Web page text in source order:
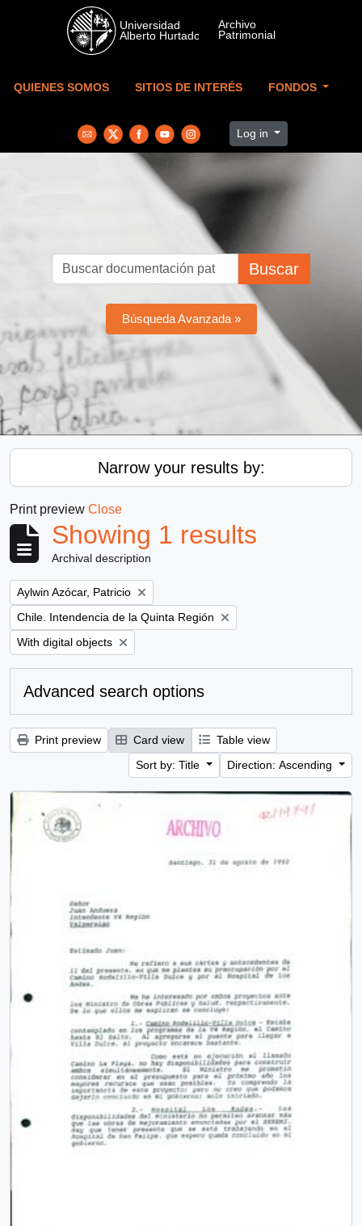
Skip to main content
QUIENES SOMOS SITIOS DE INTERÉS FONDOS
Log in
Buscar
Búsqueda Avanzada »
Narrow your results by:
Print preview Close
Showing 1 results
Archival description
Remove filter:
Aylwin Azócar, Patricio
Remove filter:
Chile. Intendencia de la Quinta Región
Remove filter:
With digital objects
Advanced search options
Print preview Card view
Table view
Sort by: Title
Direction: Ascending